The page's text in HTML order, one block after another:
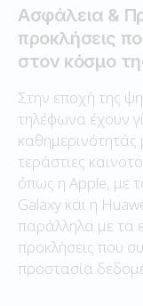
Ασφάλεια &
προκλήσεις
στον κόσμο
Στην εποχή της
τηλέφωνα έχουν
τεράστιες
όπως η Apple, με
Galaxy και η
παράλληλα με τα
προκλήσεις που
προστασία